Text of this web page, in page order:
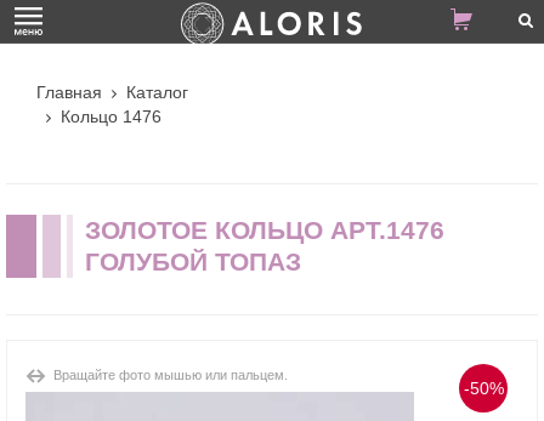
Главная
Каталог
Кольцо 1476
ЗОЛОТОЕ КОЛЬЦО АРТ.1476
ГОЛУБОЙ ТОПАЗ
-50%
Вращайте фото мышью или пальцем.